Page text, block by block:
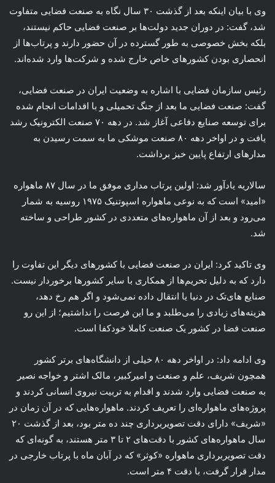
وی با بیان اینکه بعد از گذشت ۳۰ سال نگاه به صنعت فضایی متفاوت
شد، گفت: در دوران جدید دولت‌ها بر صنعت فضایی حاکم نیستند،
بلکه بخش خصوصی به طور گسترده در آن حضور دارند و پرتاب‌ها از
انحصاری بودن کشورهای خاص خارج شده و شرکت‌ها وارد شده‌اند.
رئیس سازمان فضایی با اشاره به وضعیت ایران در صنعت فضایی،
گفت: صنعت فضایی ما بعد از جنگ تحمیلی و با اقدامات انجام شده
برای توسعه صنایع دفاعی آغاز شد. در دهه ۷۰ صنعت الکترونیک رشد
یافت و در اواخر دهه ۸۰ صنعت موشکی ما به سمت رسیدن به
مدارهای ارتفاع پایین خیز برداشت.
سالاریه‌ یادآور شد: اولین پرتاب مداری موفق ما در سال ۸۷ ماهواره
«امید» است که به نوعی ماهواره اسپوتنیک ۱۹۷۵ روسیه به شمار
می‌رود و بعد از آن ماهواره‌های متعددی در کشور طراحی و ساخته
شد.
وی تاکید کرد: ایران در صنعت فضایی با کشورهای دیگر این تفاوت را
دارد که به دلیل تحریم‌ها از همکاری با سایر کشورها برخوردار نیست.‌
صنایع های‌تک در دنیا یا انتقال داده نمی‌شود و اگر هم رخ دهد،
هزینه‌های زیادی را می‌طلبد و ما این فرصت را نداشتیم؛ از این رو
صنعت فضا در کشور یک صنعت کاملا خودکفا است.
وی ادامه داد: در اواخر دهه ۸۰ خیلی از دانشگاه‌های برتر کشور
همچون شریف، علم و صنعت و امیرکبیر، مالک اشتر و خواجه نصیر
به صنعت فضایی وارد شدند و اقدام به تربیت نیروی انسانی کردند و
پروژه‌های ماهواره‌ای را تعریف کردند. ماهواره‌هایی که در آن زمان در
«شریف» دارای دقت تصویربرداری چند ده متر بود، بعد از گذشت ۲۰
سال ماهواره‌های کشور با دقت‌های ۲ تا ۳ متر هستند، به گونه‌ای که
دقت تصویربرداری ماهواره «کوثر» که در آبان ماه با پرتاب خارجی در
مدار قرار گرفت، با دقت ۴ متر است.